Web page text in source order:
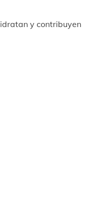
y contribuyen